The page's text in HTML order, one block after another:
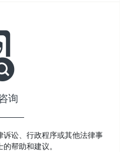
询
讼、行政程序或其他法律事
帮助和建议。